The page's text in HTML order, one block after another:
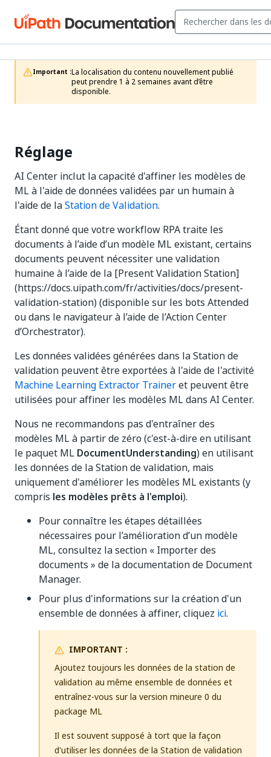
Important :La localisation du contenu nouvellement publié
peut prendre 1 à 2 semaines avant d’être
disponible.
Réglage
AI Center inclut la capacité d'affiner les modèles de
ML à l'aide de données validées par un humain à
l'aide de laStation de Validation.
Étant donné que votre workflow RPA traite les
documents à l’aide d’un modèle ML existant, certains
documents peuvent nécessiter une validation
humaine à l’aide de la [Present Validation Station]
(https://docs.uipath.com/fr/activities/docs/present-
validation-station) (disponible sur les bots Attended
ou dans le navigateur à l’aide de l’Action Center
d’Orchestrator).
Les données validées générées dans la Station de
validation peuvent être exportées à l'aide de l'activité
Machine Learning Extractor Traineret peuvent être
utilisées pour affiner les modèles ML dans AI Center.
Nous ne recommandons pas d'entraîner des
modèles ML à partir de zéro (c'est-à-dire en utilisant
le paquet ML DocumentUnderstanding) en utilisant
les données de la Station de validation, mais
uniquement d'améliorer les modèles ML existants (y
compris les modèles prêts à l'emploi).
Pour connaître les étapes détaillées
nécessaires pour l’amélioration d’un modèle
ML, consultez la section « Importer des
documents » de la documentation de Document
Manager.
Pour plus d'informations sur la création d'un
ensemble de données à affiner, cliquez ici.
IMPORTANT :
Ajoutez toujours les données de la station de
validation au même ensemble de données et
entraînez-vous sur la version mineure 0 du
package ML
Il est souvent supposé à tort que la façon
d'utiliser les données de la Station de validation